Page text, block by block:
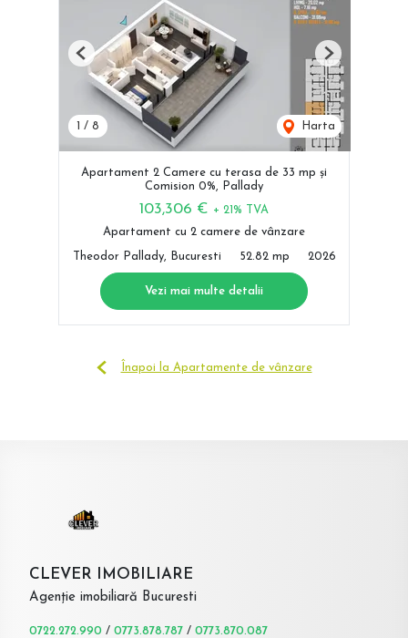
1 / 8 Harta
Previous Next
Apartament 2 Camere cu terasa de 33 mp și
Comision 0%, Pallady
103,306 € + 21% TVA
Apartament cu 2 camere de vânzare
Theodor Pallady, Bucuresti 52.82 mp 2026
Vezi mai multe detalii
Înapoi la Apartamente de vânzare
CLEVER IMOBILIARE
Agenție imobiliară Bucuresti
0722.272.990 / 0773.878.787 / 0773.870.087